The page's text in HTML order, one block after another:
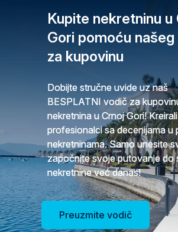
Kupite nekretninu u
Gori pomoću
za kupovinu
Dobijte stručne uvide uz naš
BESPLATNI vodič za
nekretnina u Crnoj Gori!
profesionalci sa decenijama u
nekretninama. Samo unesite
započnite svoje putovanje do
nekretnine već danas!
Preuzmite vodič